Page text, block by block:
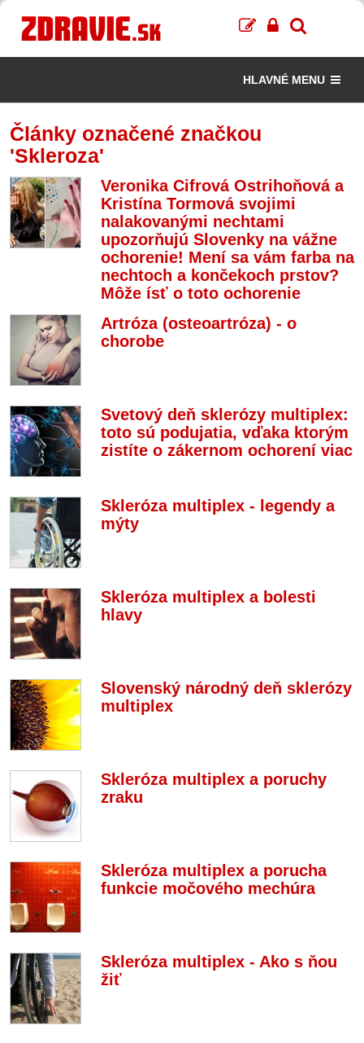
HLAVNÉ MENU
Články označené značkou
'Skleroza'
Veronika Cifrová Ostrihoňová a
Kristína Tormová svojimi
nalakovanými nechtami
upozorňujú Slovenky na vážne
ochorenie! Mení sa vám farba na
nechtoch a končekoch prstov?
Môže ísť o toto ochorenie
Artróza (osteoartróza) - o
chorobe
Svetový deň sklerózy multiplex:
toto sú podujatia, vďaka ktorým
zistíte o zákernom ochorení viac
Skleróza multiplex - legendy a
mýty
Skleróza multiplex a bolesti
hlavy
Slovenský národný deň sklerózy
multiplex
Skleróza multiplex a poruchy
zraku
Skleróza multiplex a porucha
funkcie močového mechúra
Skleróza multiplex - Ako s ňou
žiť